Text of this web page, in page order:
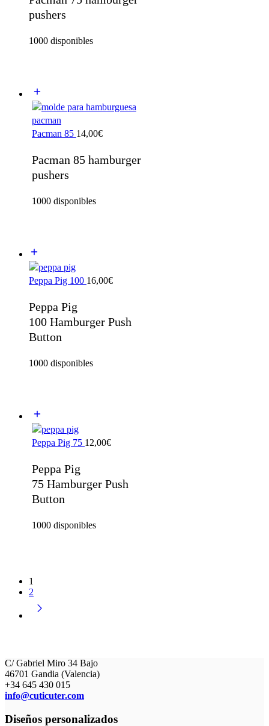
pushers
1000 disponibles
Pacman 85 14,00€
Pacman 85 hamburger
pushers
1000 disponibles
Peppa Pig 100 16,00€
Peppa Pig
100 Hamburger Push
Button
1000 disponibles
Peppa Pig 75 12,00€
Peppa Pig
75 Hamburger Push
Button
1000 disponibles
1
2
C/ Gabriel Miro 34 Bajo
46701 Gandia (Valencia)
+34 645 430 015
info@cuticuter.com
Diseños personalizados